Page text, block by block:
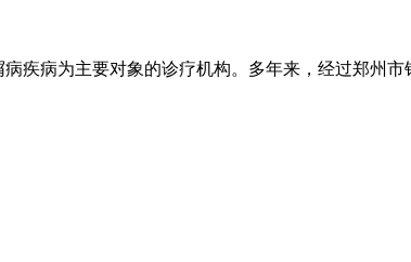
疾病为主要对象的诊疗机构。多年来，经过郑州